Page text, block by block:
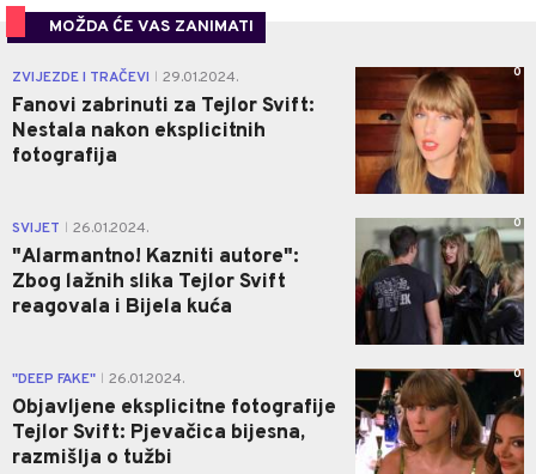
MOŽDA ĆE VAS ZANIMATI
ZVIJEZDE I TRAČEVI 29.01.2024.
Fanovi zabrinuti za Tejlor Svift:
Nestala nakon eksplicitnih
fotografija
0
SVIJET 26.01.2024.
"Alarmantno! Kazniti autore":
Zbog lažnih slika Tejlor Svift
reagovala i Bijela kuća
0
"DEEP FAKE" 26.01.2024.
Objavljene eksplicitne fotografije
Tejlor Svift: Pjevačica bijesna,
razmišlja o tužbi
0